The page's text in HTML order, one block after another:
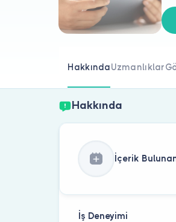
HakkındaUzmanlıklar
Hakkında
İçerik
İş Deneyimi